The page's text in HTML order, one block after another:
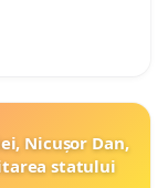
Nicușor Dan,
statului